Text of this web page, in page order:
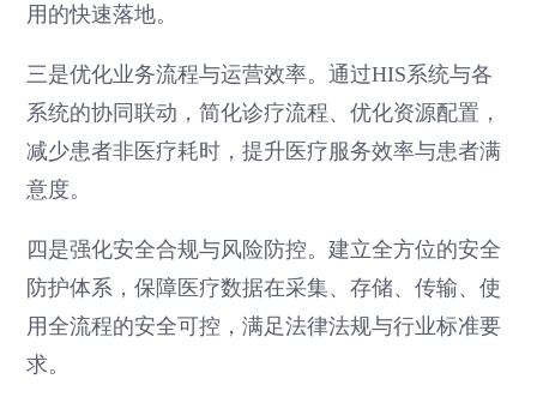
用的快速落地。
三是优化业务流程与运营效率。通过HIS系统与各
系统的协同联动，简化诊疗流程、优化资源配置，
减少患者非医疗耗时，提升医疗服务效率与患者满
意度。
四是强化安全合规与风险防控。建立全方位的安全
防护体系，保障医疗数据在采集、存储、传输、使
用全流程的安全可控，满足法律法规与行业标准要
求。